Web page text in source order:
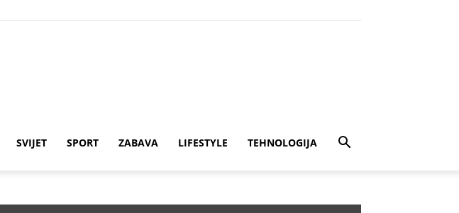
SVIJET SPORT ZABAVA LIFESTYLE TEHNOLOGIJA